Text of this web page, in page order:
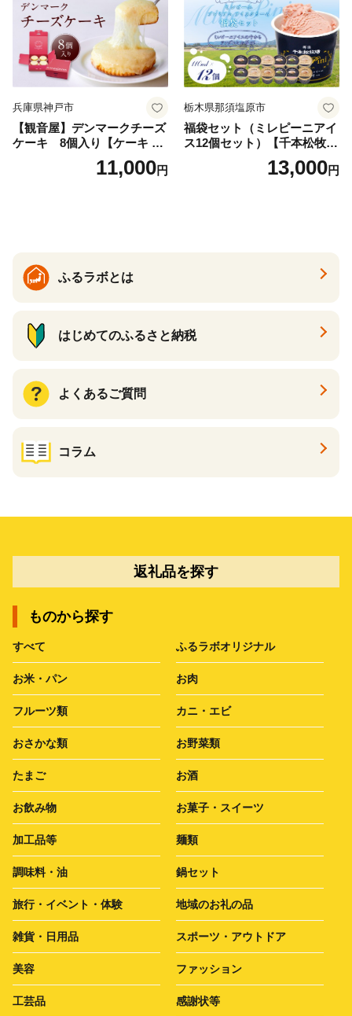
兵庫県神戸市
【観音屋】デンマークチーズ
ケーキ 8個入り【ケーキ チ
ーズケーキ 人気スイーツ お
すすめスイーツ 神戸スイー
11,000円
栃木県那須塩原市
福袋セット（ミレピーニアイ
ス12個セット）【千本松牧
場】 ns025-014-12 【デザー
ト 詰め合わせ ギフト】
13,000円
ふるラボとは
はじめてのふるさと納税
よくあるご質問
コラム
返礼品を探す
ものから探す
すべて ふるラボオリジナル
お米・パン お肉
フルーツ類 カニ・エビ
おさかな類 お野菜類
たまご お酒
お飲み物 お菓子・スイーツ
加工品等 麺類
調味料・油 鍋セット
旅行・イベント・体験 地域のお礼の品
雑貨・日用品 スポーツ・アウトドア
美容 ファッション
工芸品 感謝状等